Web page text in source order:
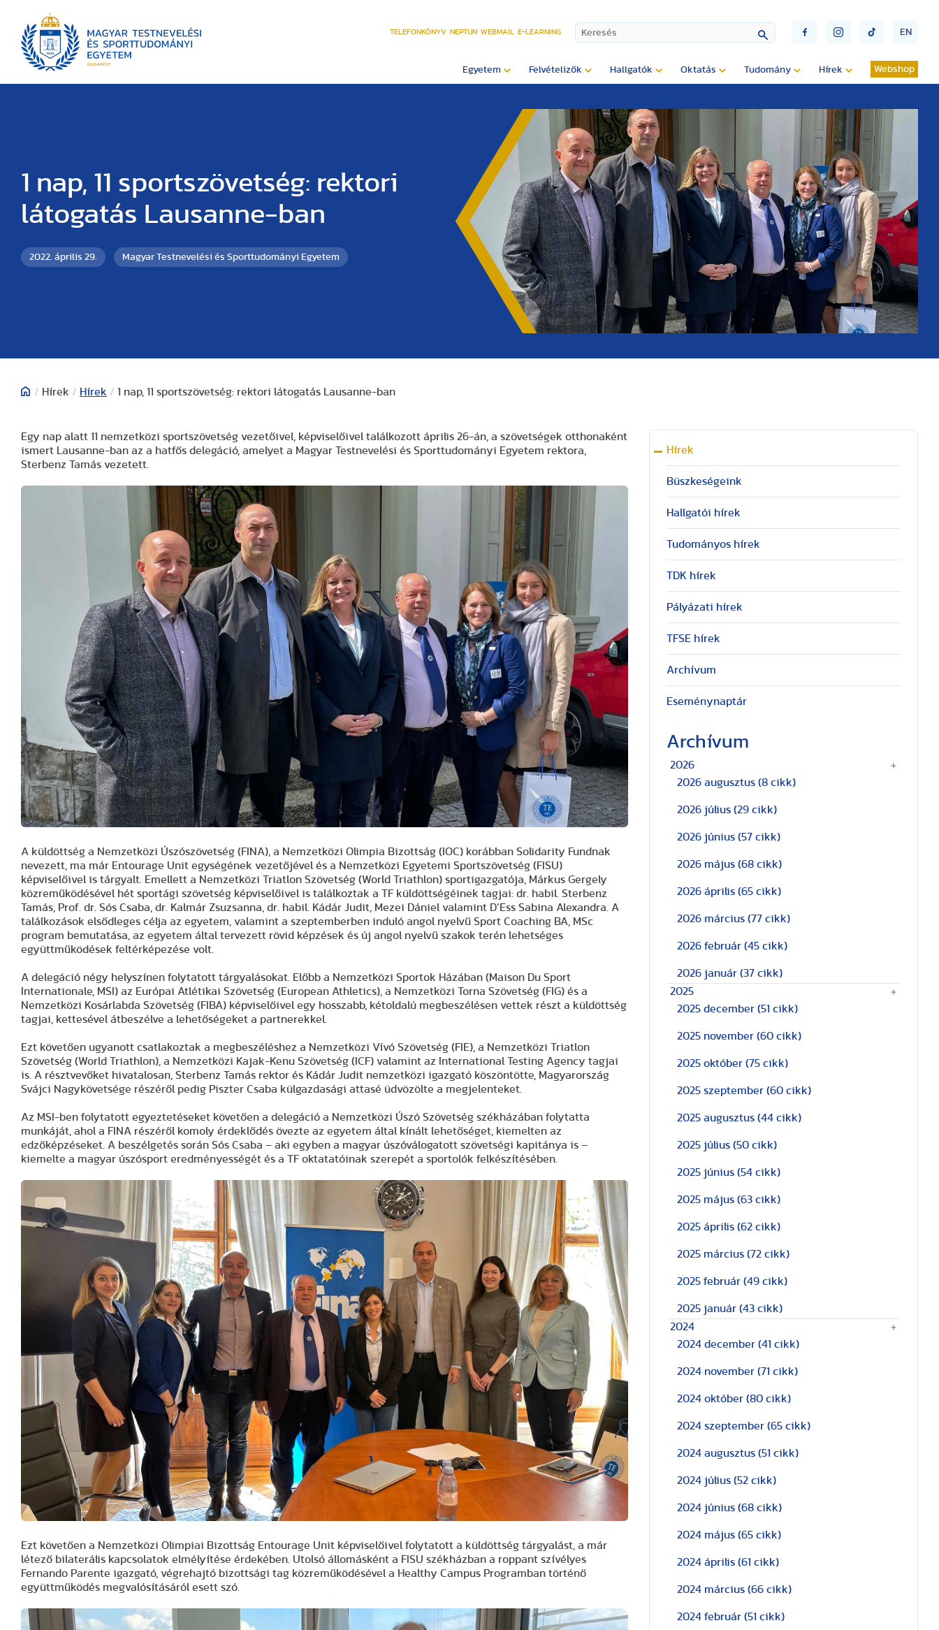
TELEFONKÖNYV NEPTUN WEBMAIL E-LEARNING EN
Egyetem Felvételizők Hallgatók Oktatás Tudomány Hírek Webshop
1 nap, 11 sportszövetség: rektori
látogatás Lausanne-ban
2022. április 29. Magyar Testnevelési és Sporttudományi Egyetem
/ Hírek / Hírek / 1 nap, 11 sportszövetség: rektori látogatás Lausanne-ban
Egy nap alatt 11 nemzetközi sportszövetség vezetőivel, képviselőivel találkozott április 26-án, a szövetségek otthonaként
ismert Lausanne-ban az a hatfős delegáció, amelyet a Magyar Testnevelési és Sporttudományi Egyetem rektora,
Sterbenz Tamás vezetett.
A küldöttség a Nemzetközi Úszószövetség (FINA), a Nemzetközi Olimpia Bizottság (IOC) korábban Solidarity Fundnak
nevezett, ma már Entourage Unit egységének vezetőjével és a Nemzetközi Egyetemi Sportszövetség (FISU)
képviselőivel is tárgyalt. Emellett a Nemzetközi Triatlon Szövetség (World Triathlon) sportigazgatója, Márkus Gergely
közreműködésével hét sportági szövetség képviselőivel is találkoztak a TF küldöttségéinek tagjai: dr. habil. Sterbenz
Tamás, Prof. dr. Sós Csaba, dr. Kalmár Zsuzsanna, dr. habil. Kádár Judit, Mezei Dániel valamint D’Ess Sabina Alexandra. A
találkozások elsődleges célja az egyetem, valamint a szeptemberben induló angol nyelvű Sport Coaching BA, MSc
program bemutatása, az egyetem által tervezett rövid képzések és új angol nyelvű szakok terén lehetséges
együttműködések feltérképezése volt.
A delegáció négy helyszínen folytatott tárgyalásokat. Előbb a Nemzetközi Sportok Házában (Maison Du Sport
Internationale, MSI) az Európai Atlétikai Szövetség (European Athletics), a Nemzetközi Torna Szövetség (FIG) és a
Nemzetközi Kosárlabda Szövetség (FIBA) képviselőivel egy hosszabb, kétoldalú megbeszélésen vettek részt a küldöttség
tagjai, kettesével átbeszélve a lehetőségeket a partnerekkel.
Ezt követően ugyanott csatlakoztak a megbeszéléshez a Nemzetközi Vívó Szövetség (FIE), a Nemzetközi Triatlon
Szövetség (World Triathlon), a Nemzetközi Kajak-Kenu Szövetség (ICF) valamint az International Testing Agency tagjai
is. A résztvevőket hivatalosan, Sterbenz Tamás rektor és Kádár Judit nemzetközi igazgató köszöntötte, Magyarország
Svájci Nagykövetsége részéről pedig Piszter Csaba külgazdasági attasé üdvözölte a megjelenteket.
Az MSI-ben folytatott egyeztetéseket követően a delegáció a Nemzetközi Úszó Szövetség székházában folytatta
munkáját, ahol a FINA részéről komoly érdeklődés övezte az egyetem által kínált lehetőséget, kiemelten az
edzőképzéseket. A beszélgetés során Sós Csaba – aki egyben a magyar úszóválogatott szövetségi kapitánya is –
kiemelte a magyar úszósport eredményességét és a TF oktatatóinak szerepét a sportolók felkészítésében.
Ezt követően a Nemzetközi Olimpiai Bizottság Entourage Unit képviselőivel folytatott a küldöttség tárgyalást, a már
létező bilaterális kapcsolatok elmélyítése érdekében. Utolsó állomásként a FISU székházban a roppant szívélyes
Fernando Parente igazgató, végrehajtó bizottsági tag közreműködésével a Healthy Campus Programban történő
együttműködés megvalósításáról esett szó.
Hírek
Büszkeségeink
Hallgatói hírek
Tudományos hírek
TDK hírek
Pályázati hírek
TFSE hírek
Archívum
Eseménynaptár
Archívum
2026
2026 augusztus (8 cikk)
2026 július (29 cikk)
2026 június (57 cikk)
2026 május (68 cikk)
2026 április (65 cikk)
2026 március (77 cikk)
2026 február (45 cikk)
2026 január (37 cikk)
2025
2025 december (51 cikk)
2025 november (60 cikk)
2025 október (75 cikk)
2025 szeptember (60 cikk)
2025 augusztus (44 cikk)
2025 július (50 cikk)
2025 június (54 cikk)
2025 május (63 cikk)
2025 április (62 cikk)
2025 március (72 cikk)
2025 február (49 cikk)
2025 január (43 cikk)
2024
2024 december (41 cikk)
2024 november (71 cikk)
2024 október (80 cikk)
2024 szeptember (65 cikk)
2024 augusztus (51 cikk)
2024 július (52 cikk)
2024 június (68 cikk)
2024 május (65 cikk)
2024 április (61 cikk)
2024 március (66 cikk)
2024 február (51 cikk)